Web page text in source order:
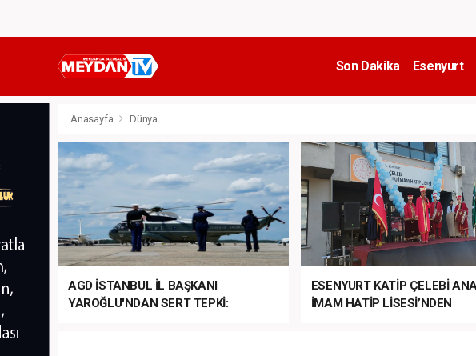
Son Dakika Esenyurt
Anasayfa Dünya
AGD İSTANBUL İL BAŞKANI
YAROĞLU'NDAN SERT TEPKİ:
ESENYURT KATİP ÇELEBİ
İMAM HATİP LİSESİ’NDEN